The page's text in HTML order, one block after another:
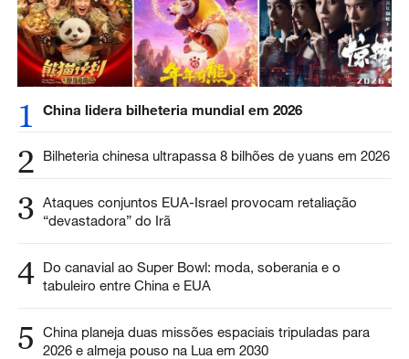
1 China lidera bilheteria mundial em 2026
2 Bilheteria chinesa ultrapassa 8 bilhões de yuans em 2026
3 Ataques conjuntos EUA-Israel provocam retaliação
“devastadora” do Irã
4 Do canavial ao Super Bowl: moda, soberania e o
tabuleiro entre China e EUA
5
China planeja duas missões espaciais tripuladas para
2026 e almeja pouso na Lua em 2030